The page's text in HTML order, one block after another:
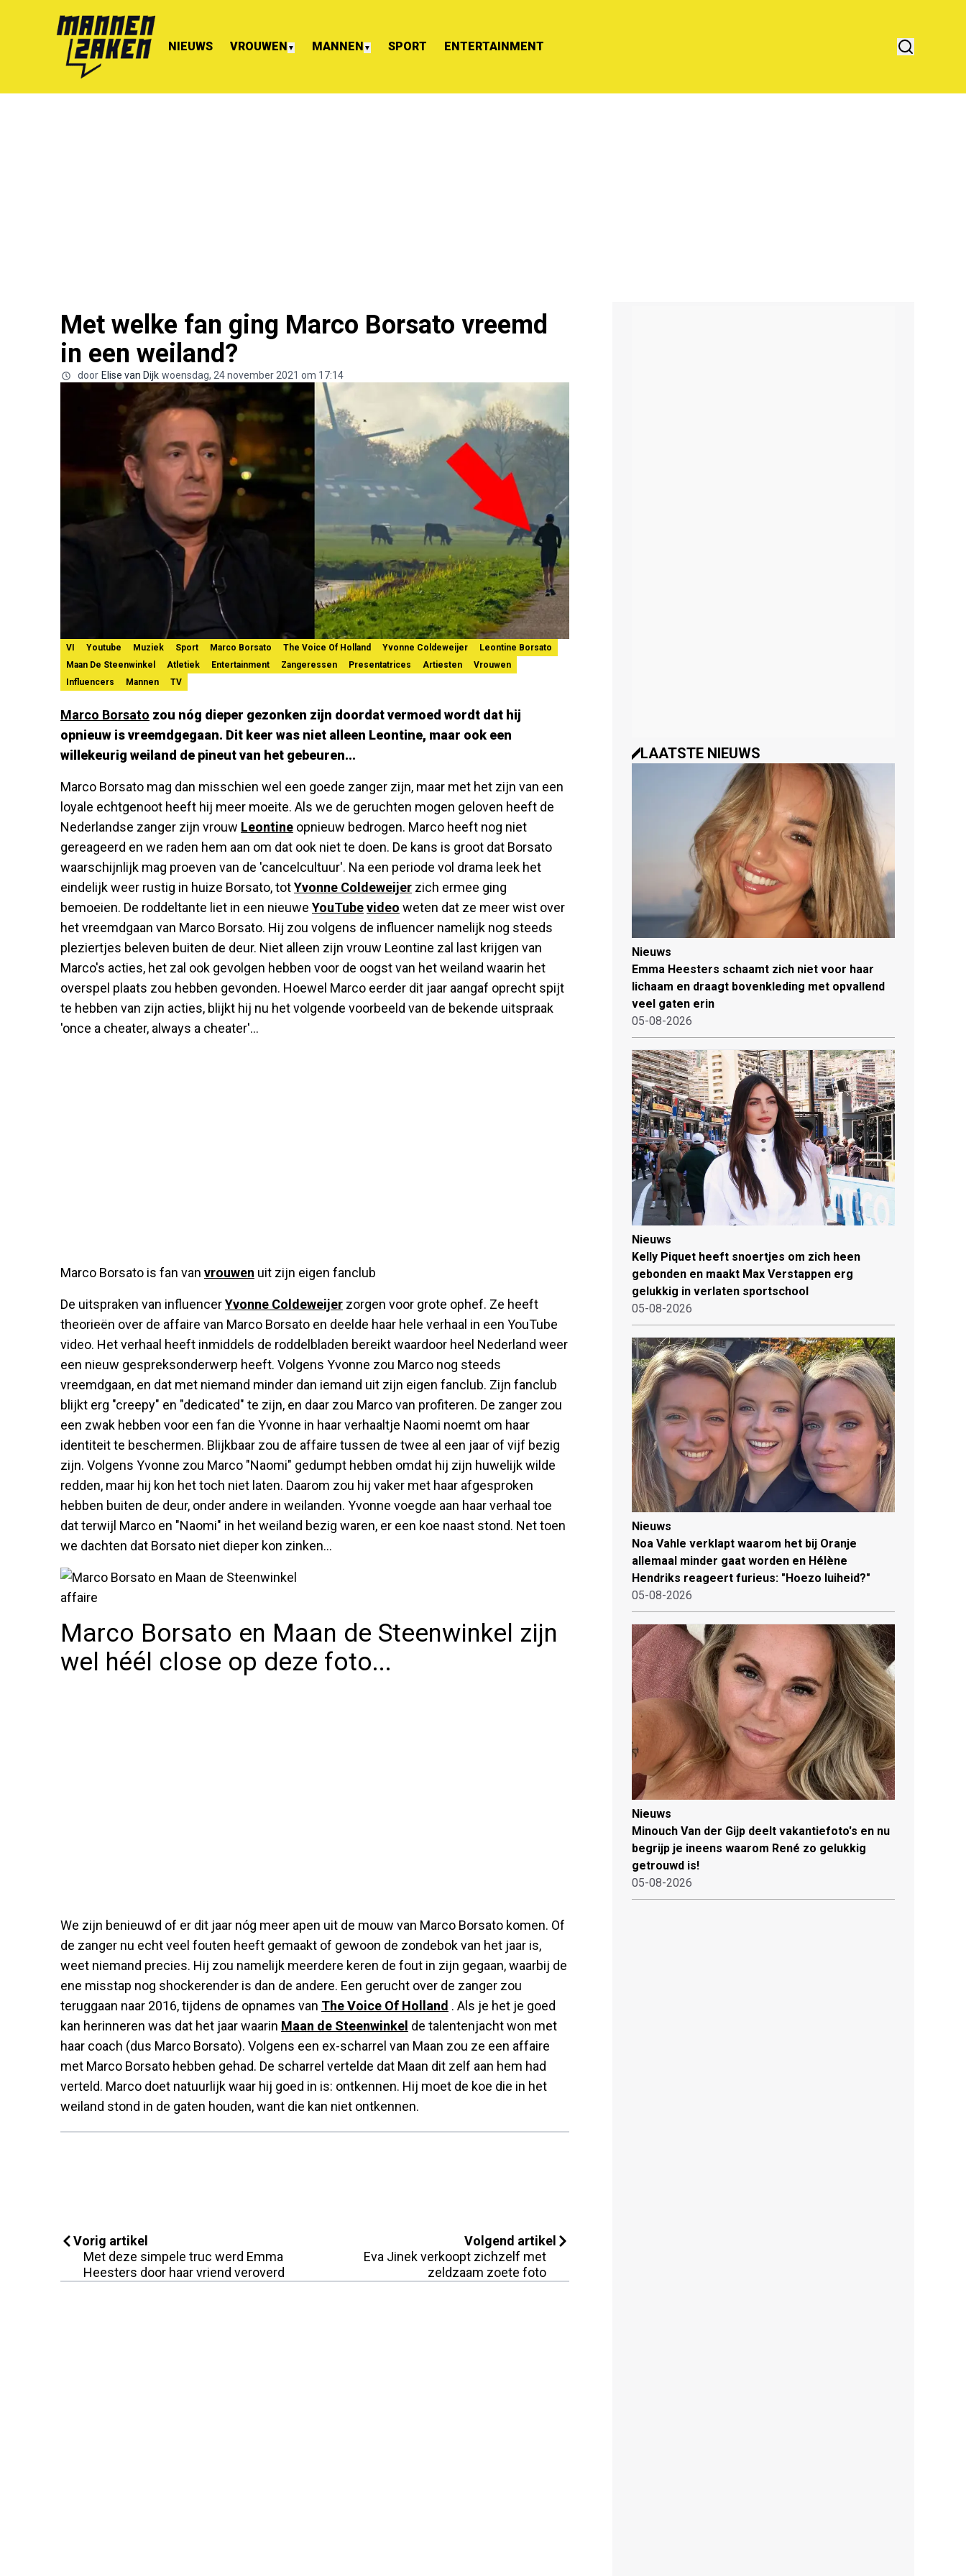
NIEUWS VROUWEN ▼ MANNEN ▼ SPORT ENTERTAINMENT
Met welke fan ging Marco Borsato vreemd
in een weiland?
door Elise van Dijk woensdag, 24 november 2021 om 17:14
VI Youtube Muziek Sport Marco Borsato The Voice Of Holland Yvonne Coldeweijer
Leontine Borsato
Maan De Steenwinkel
Atletiek Entertainment Zangeressen Presentatrices Artiesten
Vrouwen
Influencers
Mannen TV
Marco Borsato zou nóg dieper gezonken zijn doordat vermoed wordt dat hij
opnieuw is vreemdgegaan. Dit keer was niet alleen Leontine, maar ook een
willekeurig weiland de pineut van het gebeuren...
Marco Borsato mag dan misschien wel een goede zanger zijn, maar met het zijn van een
loyale echtgenoot heeft hij meer moeite. Als we de geruchten mogen geloven heeft de
Nederlandse zanger zijn vrouw Leontine opnieuw bedrogen. Marco heeft nog niet
gereageerd en we raden hem aan om dat ook niet te doen. De kans is groot dat Borsato
waarschijnlijk mag proeven van de 'cancelcultuur'. Na een periode vol drama leek het
eindelijk weer rustig in huize Borsato, totYvonne Coldeweijer zich ermee ging
bemoeien. De roddeltante liet in een nieuwe YouTubevideo weten dat ze meer wist over
het vreemdgaan van Marco Borsato. Hij zou volgens de influencer namelijk nog steeds
pleziertjes beleven buiten de deur. Niet alleen zijn vrouw Leontine zal last krijgen van
Marco's acties, het zal ook gevolgen hebben voor de oogst van het weiland waarin het
overspel plaats zou hebben gevonden. Hoewel Marco eerder dit jaar aangaf oprecht spijt
te hebben van zijn acties, blijkt hij nu het volgende voorbeeld van de bekende uitspraak
'once a cheater, always a cheater'...
Marco Borsato is fan van vrouwen uit zijn eigen fanclub
De uitspraken van influencerYvonne Coldeweijer zorgen voor grote ophef. Ze heeft
theorieën over de affaire van Marco Borsato en deelde haar hele verhaal in een YouTube
video. Het verhaal heeft inmiddels de roddelbladen bereikt waardoor heel Nederland weer
een nieuw gespreksonderwerp heeft. Volgens Yvonne zou Marco nog steeds
vreemdgaan, en dat met niemand minder dan iemand uit zijn eigen fanclub. Zijn fanclub
blijkt erg "creepy" en "dedicated" te zijn, en daar zou Marco van profiteren. De zanger zou
een zwak hebben voor een fan die Yvonne in haar verhaaltje Naomi noemt om haar
identiteit te beschermen. Blijkbaar zou de affaire tussen de twee al een jaar of vijf bezig
zijn. Volgens Yvonne zou Marco "Naomi" gedumpt hebben omdat hij zijn huwelijk wilde
redden, maar hij kon het toch niet laten. Daarom zou hij vaker met haar afgesproken
hebben buiten de deur, onder andere in weilanden. Yvonne voegde aan haar verhaal toe
dat terwijl Marco en "Naomi" in het weiland bezig waren, er een koe naast stond. Net toen
we dachten dat Borsato niet dieper kon zinken...
Marco Borsato en Maan de Steenwinkel zijn
wel héél close op deze foto...
We zijn benieuwd of er dit jaar nóg meer apen uit de mouw van Marco Borsato komen. Of
de zanger nu echt veel fouten heeft gemaakt of gewoon de zondebok van het jaar is,
weet niemand precies. Hij zou namelijk meerdere keren de fout in zijn gegaan, waarbij de
ene misstap nog shockerender is dan de andere. Een gerucht over de zanger zou
teruggaan naar 2016, tijdens de opnames van The Voice Of Holland . Als je het je goed
kan herinneren was dat het jaar waarin Maan de Steenwinkel de talentenjacht won met
haar coach (dus Marco Borsato). Volgens een ex-scharrel van Maan zou ze een affaire
met Marco Borsato hebben gehad. De scharrel vertelde dat Maan dit zelf aan hem had
verteld. Marco doet natuurlijk waar hij goed in is: ontkennen. Hij moet de koe die in het
weiland stond in de gaten houden, want die kan niet ontkennen.
Vorig artikel
Met deze simpele truc werd Emma
Heesters door haar vriend veroverd
Volgend artikel
Eva Jinek verkoopt zichzelf met
zeldzaam zoete foto
LAATSTE NIEUWS
Nieuws
Emma Heesters schaamt zich niet voor haar
lichaam en draagt bovenkleding met opvallend
veel gaten erin
05-08-2026
Nieuws
Kelly Piquet heeft snoertjes om zich heen
gebonden en maakt Max Verstappen erg
gelukkig in verlaten sportschool
05-08-2026
Nieuws
Noa Vahle verklapt waarom het bij Oranje
allemaal minder gaat worden en Hélène
Hendriks reageert furieus: "Hoezo luiheid?"
05-08-2026
Nieuws
Minouch Van der Gijp deelt vakantiefoto's en nu
begrijp je ineens waarom René zo gelukkig
getrouwd is!
05-08-2026